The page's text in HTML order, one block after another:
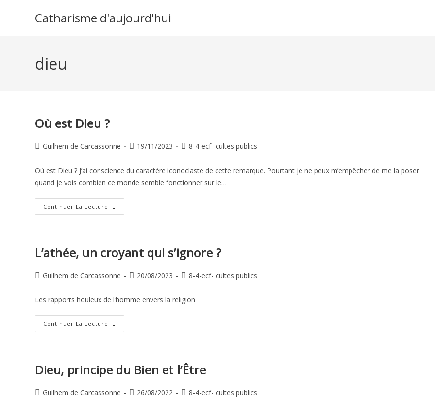
Catharisme d'aujourd'hui
dieu
Où est Dieu ?
Auteur/autrice
la
publication :
Guilhem de Carcassonne
Publication
19/11/2023
Post8-4-ecf- cultes publics
Où est Dieu ? J’ai conscience du caractère iconoclaste de cette remarque. Pourtant je ne peux m’empêcher de me la poser
quand je vois combien ce monde semble fonctionner sur le…
Continuer La Lecture Où
Est
L’athée, un croyant qui s’ignore ?
Auteur/autrice
la
publication :
Guilhem de Carcassonne
Publication
20/08/2023
Post8-4-ecf- cultes publics
Les rapports houleux de l’homme envers la religion
Continuer La Lecture L’athée,
Un
Dieu, principe du Bien et l’Être
Auteur/autrice
Guilhem de Carcassonne
Publication
26/08/2022
Post8-4-ecf- cultes publics